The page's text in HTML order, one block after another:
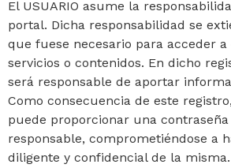
El USUARIO asume la
portal. Dicha responsabilidad se
que fuese necesario para acceder
servicios o contenidos. En dicho
será responsable de aportar
Como consecuencia de este
puede proporcionar una
responsable, comprometiéndose a
diligente y confidencial de la misma.